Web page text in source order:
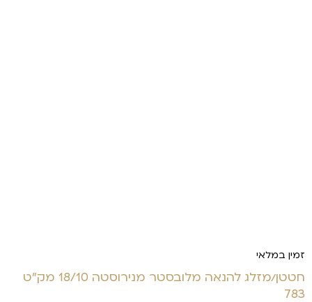
זמין במלאי
חטטן/מזלג להנאה מלובסטר מנירוסטה 18/10 מק"ט
783